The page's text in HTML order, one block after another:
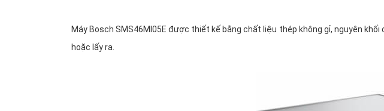
Máy Bosch SMS46MI05E được thiết kế bằng chất liệu thép không gỉ, nguyên
hoặc lấy ra.